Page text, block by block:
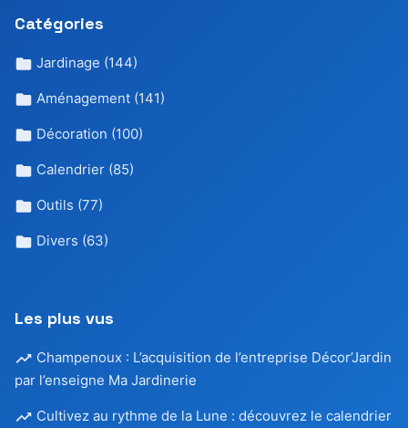
Catégories
Jardinage (144)
Aménagement (141)
Décoration (100)
Calendrier (85)
Outils (77)
Divers (63)
Les plus vus
Champenoux : L’acquisition de l’entreprise Décor’Jardin
par l’enseigne Ma Jardinerie
Cultivez au rythme de la Lune : découvrez le calendrier